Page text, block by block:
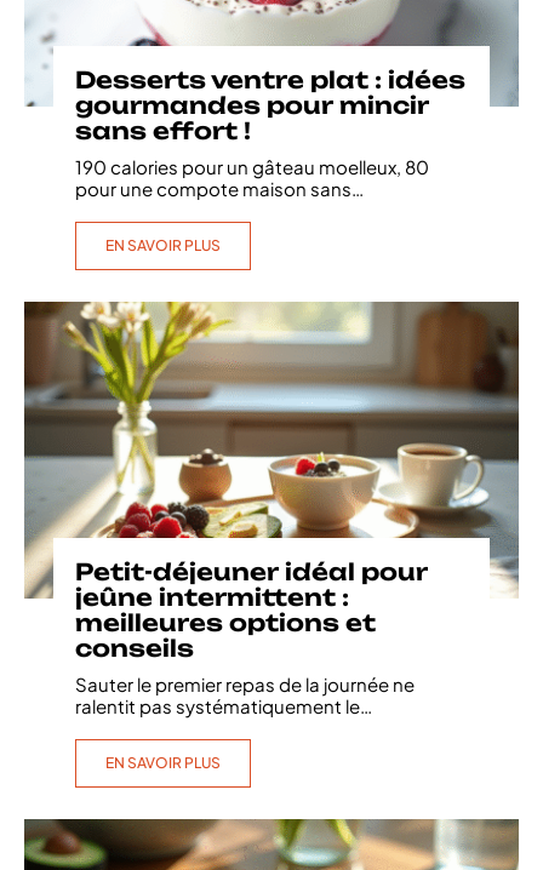
Desserts ventre plat : idées
gourmandes pour mincir
sans effort !
190 calories pour un gâteau moelleux, 80
pour une compote maison sans
EN SAVOIR PLUS
Petit-déjeuner idéal pour
jeûne intermittent :
meilleures options et
conseils
Sauter le premier repas de la journée ne
ralentit pas systématiquement le
EN SAVOIR PLUS